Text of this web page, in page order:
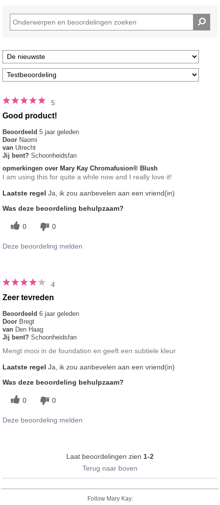
5
Good product!
Beoordeeld 5 jaar geleden
Door Naomi
van Utrecht
Jij bent? Schoonheidsfan
opmerkingen over Mary Kay Chromafusion® Blush
I am using this for quite a while now and I really love it!
Laatste regel Ja, ik zou aanbevelen aan een vriend(in)
Was deze beoordeling behulpzaam?
0 0
Deze beoordeling melden
4
Zeer tevreden
Beoordeeld 6 jaar geleden
Door Bregt
van Den Haag
Jij bent? Schoonheidsfan
Mengt mooi in de foundation en geeft een subtiele kleur
Laatste regel Ja, ik zou aanbevelen aan een vriend(in)
Was deze beoordeling behulpzaam?
0 0
Deze beoordeling melden
Laat beoordelingen zien 1-2
Terug naar boven
Follow Mary Kay: